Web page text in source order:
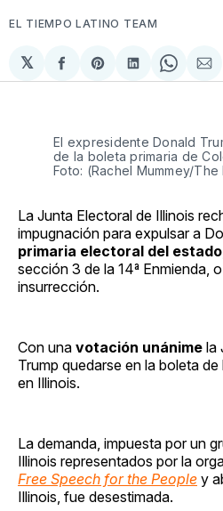
EL TIEMPO LATINO TEAM
𝕏
Compartir
en
Share
on
Compartir
en
Share
on
El expresidente Donald
de la boleta primaria de
Foto: (Rachel Mummey/
La Junta Electoral de Illinois
impugnación para expulsar a
primaria electoral del estado
sección 3 de la 14ª Enmienda,
insurrección.
Con una votación unánime la
Trump quedarse en la boleta
en Illinois.
La demanda, impuesta por un
Illinois representados por la
Free Speech for the People y
Illinois, fue desestimada.